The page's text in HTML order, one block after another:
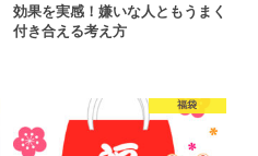
効果を実感！嫌いな人ともうまく
付き合える考え方
福袋